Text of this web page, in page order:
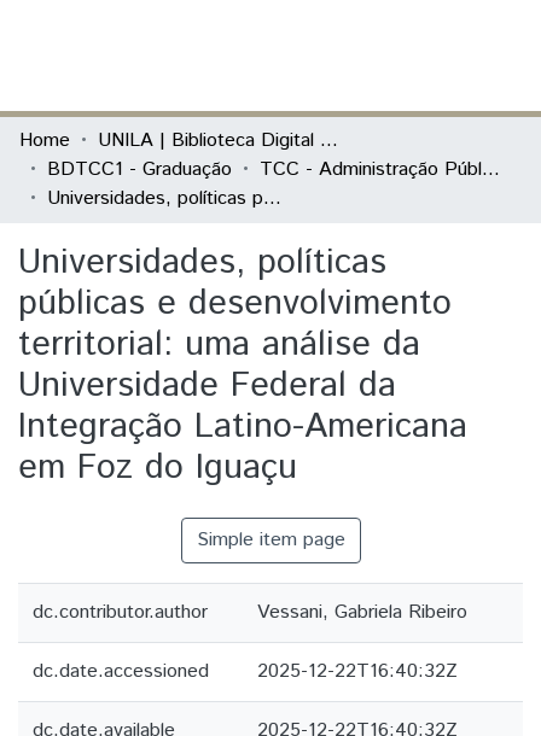
Communities & Collections
All of DSpace
Home
UNILA | Biblioteca Digital de Trabalhos de Conclusão de Curso
BDTCC1 - Graduação
TCC - Administração Pública e Políticas Públicas
Universidades, políticas públicas e desenvolvimento territorial: uma análise da Universidade Federal da Integração Latino-Americana em Foz do Iguaçu
Universidades, políticas
públicas e desenvolvimento
territorial: uma análise da
Universidade Federal da
Integração Latino-Americana
em Foz do Iguaçu
Simple item page
dc.contributor.author Vessani, Gabriela Ribeiro
dc.date.accessioned 2025-12-22T16:40:32Z